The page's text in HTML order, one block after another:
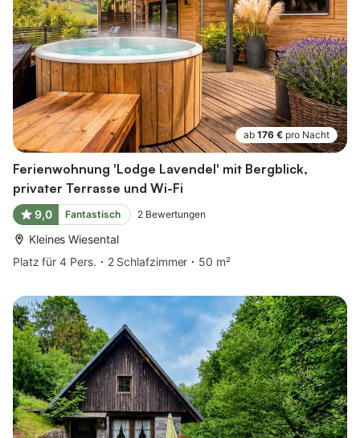
ab 176 € pro Nacht
Ferienwohnung 'Lodge Lavendel' mit Bergblick,
privater Terrasse und Wi-Fi
9,0 Fantastisch 2 Bewertungen
Kleines Wiesental
Platz für 4 Pers.
2 Schlafzimmer 50 m²